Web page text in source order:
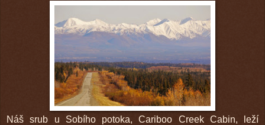
Náš srub u Sobího potoka, Cariboo Creek Cabin, leží